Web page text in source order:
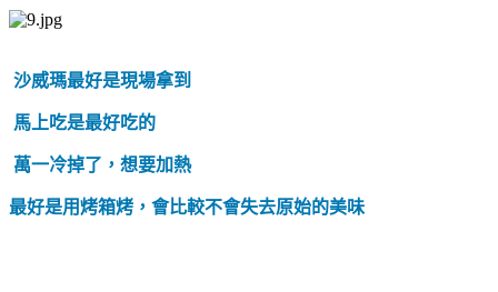
沙威瑪最好是現場拿到
馬上吃是最好吃的
萬一冷掉了， 想要加熱
最好是用烤箱烤，會比較不會失去原始的美味